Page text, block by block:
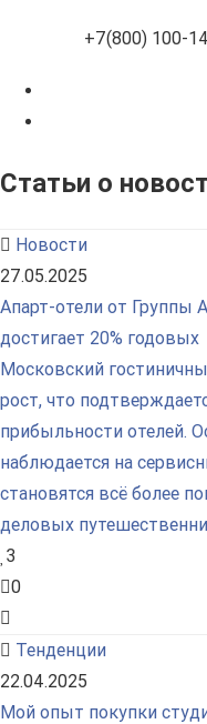
+7(800) 100-
Статьи о
Новости
27.05.2025
Апарт-отели от Группы
достигает 20% годовых
Московский
рост, что
прибыльности отелей.
наблюдается на
становятся всё более
деловых
3
0
Тенденции
22.04.2025
Мой опыт покупки